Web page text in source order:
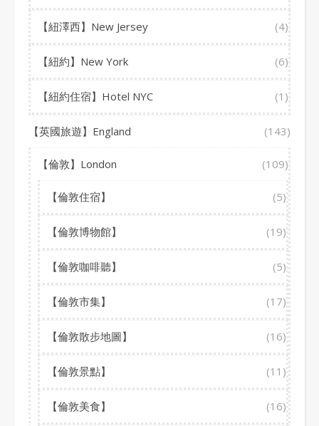
【紐澤西】New Jersey (4)
【紐約】New York (6)
【紐約住宿】Hotel NYC (1)
【英國旅遊】England (143)
【倫敦】London (109)
【倫敦住宿】 (5)
【倫敦博物館】 (19)
【倫敦咖啡聽】 (5)
【倫敦市集】 (17)
【倫敦散步地圖】 (16)
【倫敦景點】 (11)
【倫敦美食】 (16)